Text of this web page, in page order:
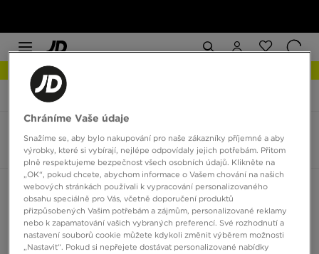
JD Sports Timberland Euro Sprint Hiker
Timberland Euro Sprint Hiker
2 produkty
Seřadit:Doporučené Filtrovat
Chráníme Vaše údaje
Snažíme se, aby bylo nakupování pro naše zákazníky příjemné a aby
výrobky, které si vybírají, nejlépe odpovídaly jejich potřebám. Přitom
plně respektujeme bezpečnost všech osobních údajů. Klikněte na
„OK“, pokud chcete, abychom informace o Vašem chování na našich
webových stránkách používali k vypracování personalizovaného
obsahu speciálně pro Vás, včetně doporučení produktů
přizpůsobených Vašim potřebám a zájmům, personalizované reklamy
nebo k zapamatování vašich vybraných preferencí. Své rozhodnutí a
nastavení souborů cookie můžete kdykoli změnit výběrem možnosti
„Nastavit“. Pokud si nepřejete dostávat personalizované nabídky